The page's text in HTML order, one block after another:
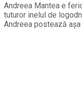
Andreea Mantea e
tuturor inelul de
Andreea postează așa